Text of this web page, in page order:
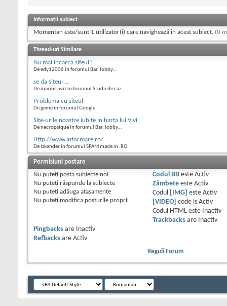
Informații subiect
Momentan este/sunt 1 utilizator(i) care navighează în acest subiect. (0
Thread-uri Similare
Nu mai incarca siteul !
De edy12006 în forumul Bar, lobby...
se da siteul ...
De marius_wiz în forumul Studii de caz
Problema cu siteul
De geme în forumul Google
Site-urile noastre iubite in harta lui Vivi
De necropsique în forumul Bar, lobby...
Http://www.informare.ro/
De Iskander în forumul SPAM made in .RO
Permisiuni postare
Nu puteţi posta subiecte noi.
Nu puteţi răspunde la subiecte
Nu puteţi adăuga ataşamente
Nu puteţi modifica posturile proprii
Codul BBeste Activ
Zâmbeteeste Activ
Codul
[IMG] este Activ
[VIDEO]
code is Activ
Codul HTML este
Inactiv
Trackbacksare
Inactiv
Pingbacks are
Inactiv
Refbacks are Activ
Reguli Forum